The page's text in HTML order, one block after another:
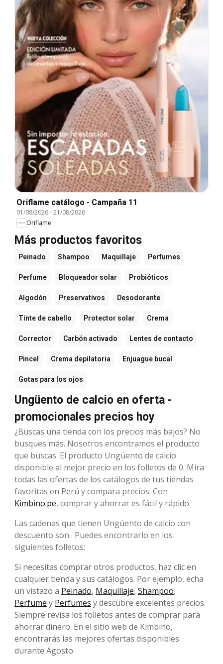
Oriflame catálogo - Campaña 11
01/08/2026-21/08/2026
Oriflame
Más productos favoritos
Peinado Shampoo Maquillaje Perfumes
Perfume Bloqueador solar Probióticos
Algodón Preservativos Desodorante
Tinte de cabello Protector solar Crema
Corrector Carbón activado Lentes de contacto
Pincel Crema depilatoria Enjuague bucal
Gotas para los ojos
Ungüento de calcio en oferta -
promocionales precios hoy
¿Buscas una tienda con los precios más bajos? No
busques más. Nosotros encontramos el producto
que buscas. El producto Ungüento de calcio
disponible al mejor precio en los folletos de 0. Mira
todas las ofertas de los catálogos de tus tiendas
favoritas en Perú y compara precios. Con
Kimbino.pe, comprar y ahorrar es fácil y rápido.
Las cadenas que tienen Ungüento de calcio con
descuento son . Puedes encontrarlo en los
siguientes folletos:
Si necesitas comprar otros productos, haz clic en
cualquier tienda y sus catálogos. Por ejemplo, echa
un vistazo a Peinado, Maquillaje, Shampoo,
Perfume y Perfumes y descubre excelentes precios.
Siempre revisa los folletos antes de comprar para
ahorrar dinero. En el sitio web de Kimbino,
encontrarás las mejores ofertas disponibles
durante Agosto.